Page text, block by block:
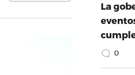
La
0